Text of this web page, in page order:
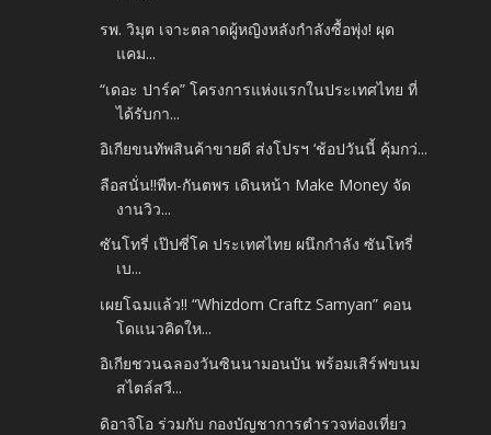
รพ. วิมุต เจาะตลาดผู้หญิงหลังกำลังซื้อพุ่ง! ผุด
แคม...
“เดอะ ปาร์ค” โครงการแห่งแรกในประเทศไทย ที่
ได้รับกา...
อิเกียขนทัพสินค้าขายดี ส่งโปรฯ ‘ช้อปวันนี้ คุ้มกว่...
ลือสนั่น!!พีท-กันตพร เดินหน้า Make Money จัด
งานวิว...
ซันโทรี่ เป๊ปซี่โค ประเทศไทย ผนึกกำลัง ซันโทรี่
เบ...
เผยโฉมแล้ว!! “Whizdom Craftz Samyan” คอน
โดแนวคิดให...
อิเกียชวนฉลองวันซินนามอนบัน พร้อมเสิร์ฟขนม
สไตล์สวี...
ดิอาจิโอ ร่วมกับ กองบัญชาการตำรวจท่องเที่ยว